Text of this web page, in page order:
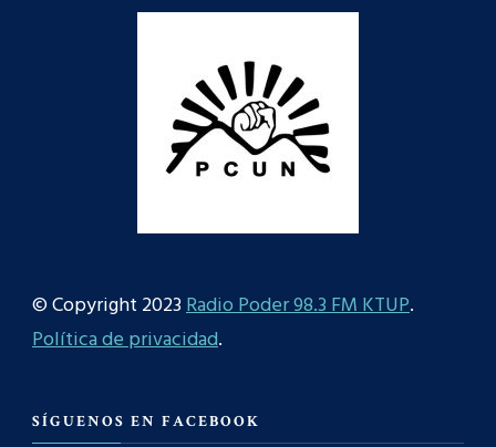
© Copyright 2023Radio Poder 98.3 FM KTUP.
Política de privacidad.
SÍGUENOS EN FACEBOOK